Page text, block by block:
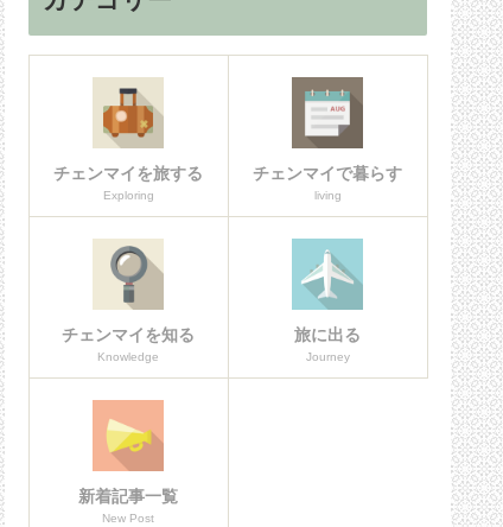
チェンマイを旅する
Exploring
チェンマイで暮らす
living
チェンマイを知る
Knowledge
旅に出る
Journey
新着記事一覧
New Post